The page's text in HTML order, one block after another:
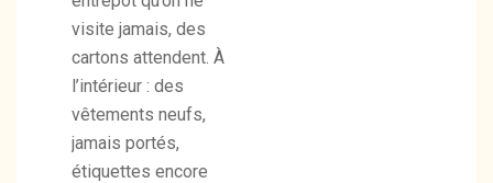
visite jamais, des
cartons attendent. À
l’intérieur : des
vêtements neufs,
jamais portés,
étiquettes encore